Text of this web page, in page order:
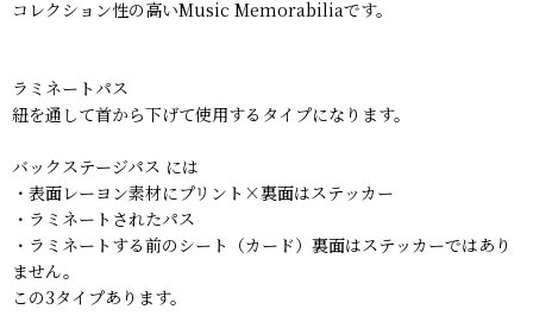
コレクション性の高いMusic Memorabiliaです。
ラミネートパス
紐を通して首から下げて使用するタイプになります。
バックステージパス には
・表面レーヨン素材にプリント×裏面はステッカー
・ラミネートされたパス
・ラミネートする前のシート（カード）裏面はステッカーではあり
ません。
この3タイプあります。